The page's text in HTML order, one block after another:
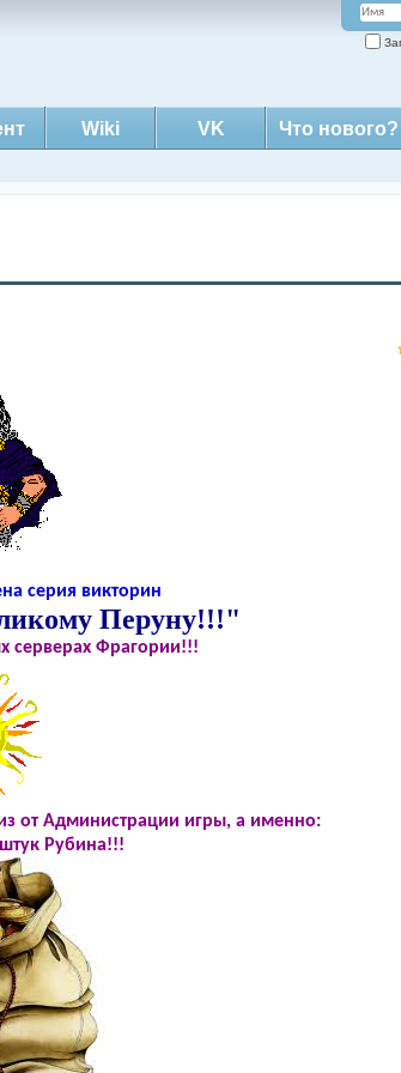
Wiki VK Что нового?
серия викторин
Перуну!!!"
серверах Фрагории!!!
от Администрации игры, а именно:
Рубина!!!